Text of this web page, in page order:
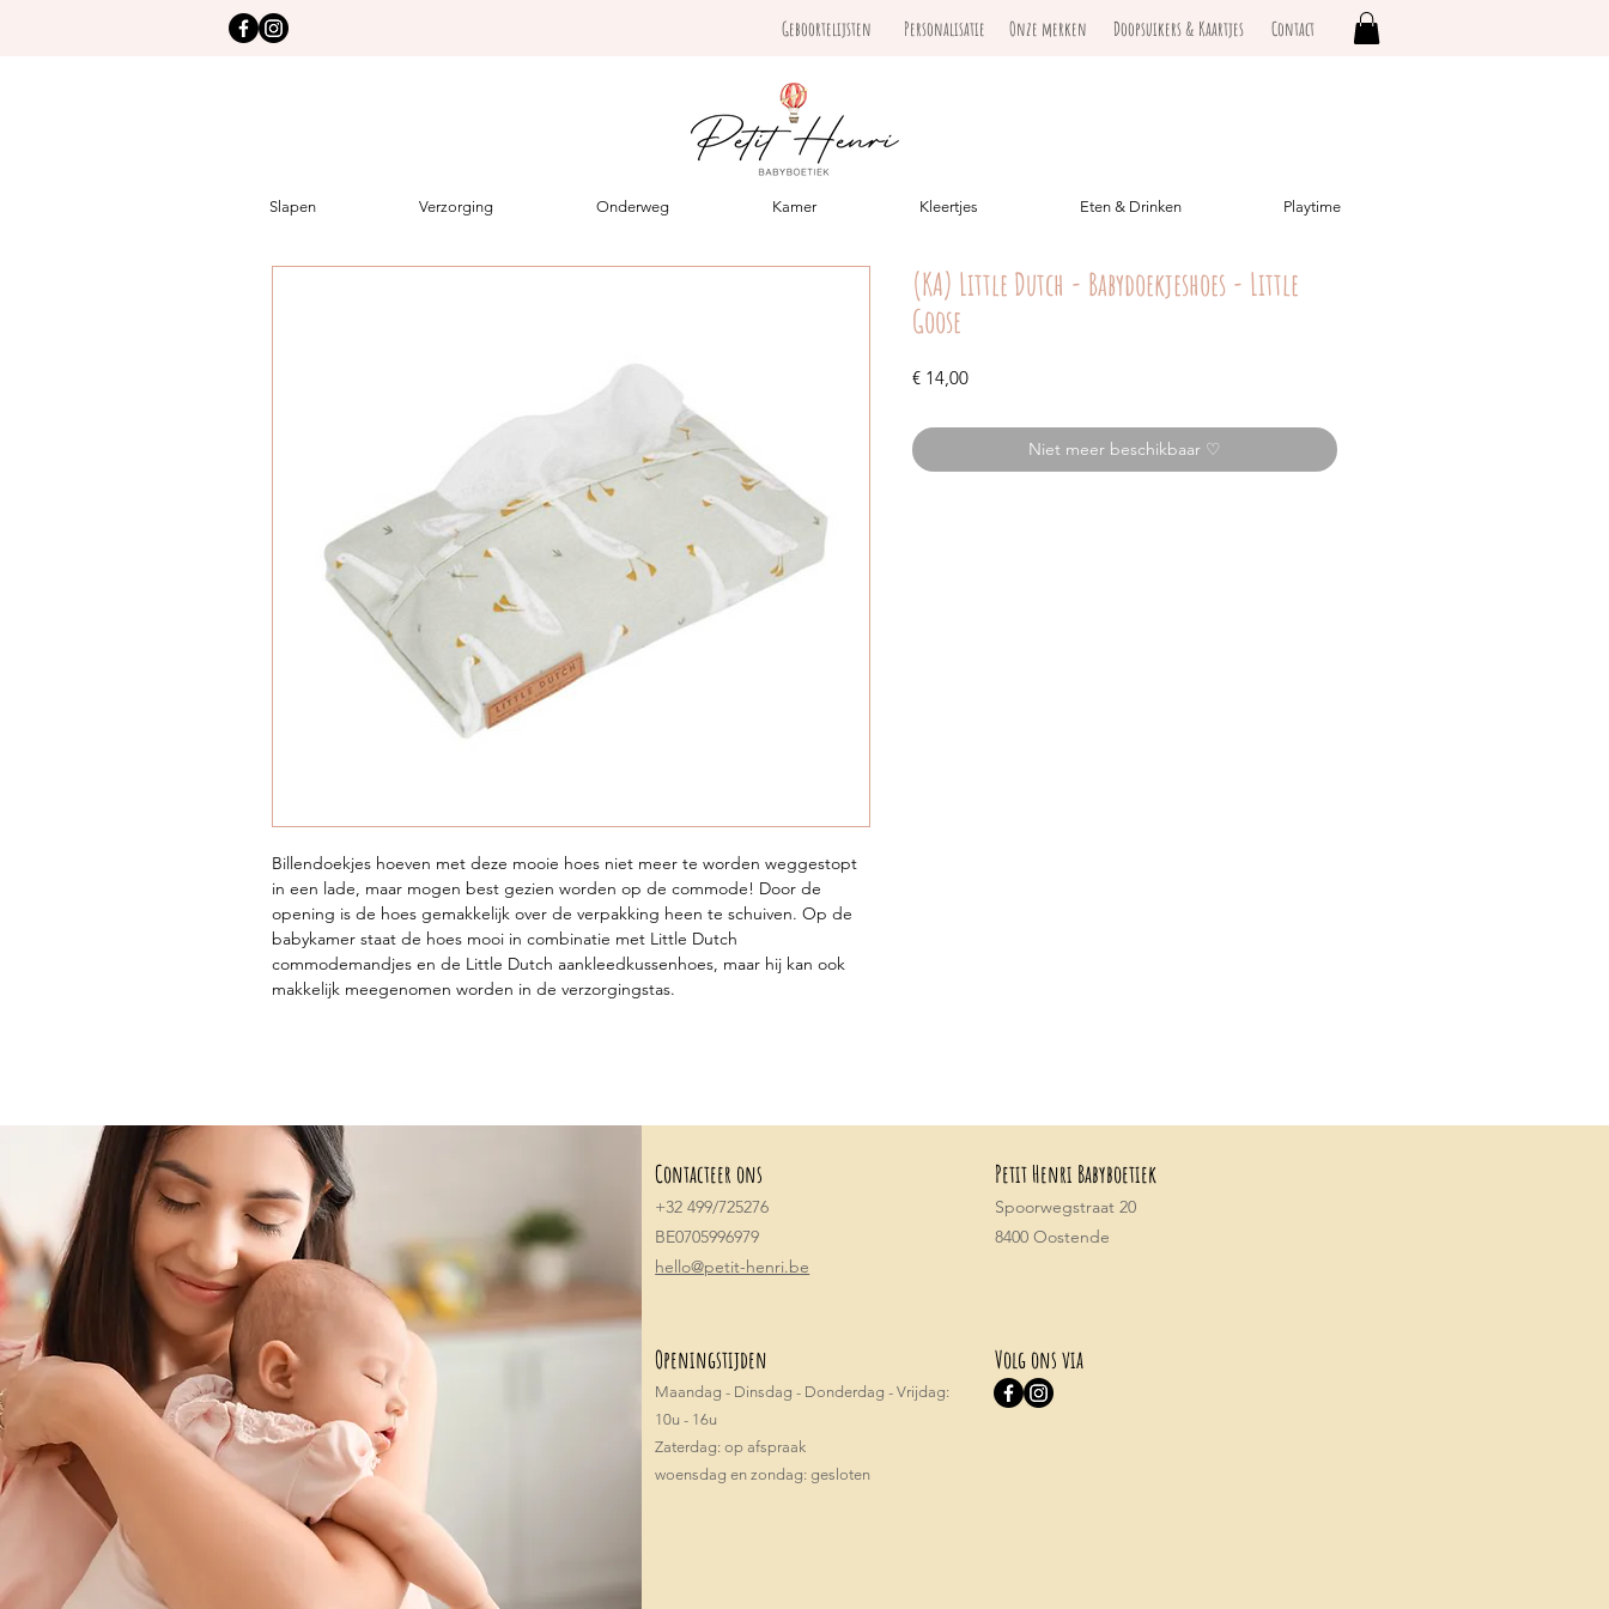
Geboortelijsten Doopsuikers & Kaartjes Contact
Onze merken
Personalisatie
Slapen Verzorging Onderweg Kamer Kleertjes Eten & Drinken Playtime
Billendoekjes hoeven met deze mooie hoes niet meer te worden weggestopt
in een lade, maar mogen best gezien worden op de commode! Door de
opening is de hoes gemakkelijk over de verpakking heen te schuiven. Op de
babykamer staat de hoes mooi in combinatie met Little Dutch
commodemandjes en de Little Dutch aankleedkussenhoes, maar hij kan ook
makkelijk meegenomen worden in de verzorgingstas.
(KA) Little Dutch - Babydoekjeshoes - Little
Goose
€ 14,00Prijs
Niet meer beschikbaar ♡
Contacteer ons
+32 499/725276
BE0705996979
hello@petit-henri.be
Petit Henri Babyboetiek
Spoorwegstraat 20
8400 Oostende
Openingstijden
Maandag - Dinsdag - Donderdag - Vrijdag:
10u - 16u
​​Zaterdag: op afspraak
woensdag en zondag: gesloten
Volg ons via